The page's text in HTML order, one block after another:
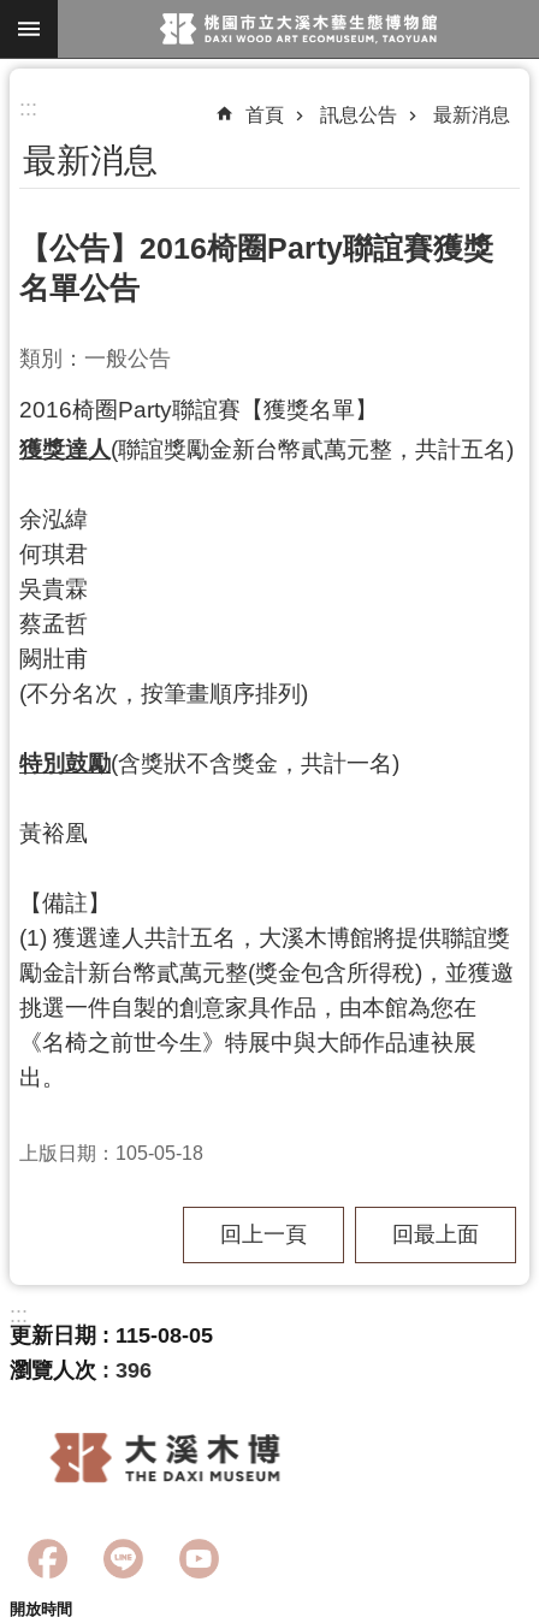
跳到主要內容區塊
搜
尋
資
訊
展
便
民
服
務
活
動
究
學
習
源
認
識
木
博
訊
公
園
地
出
商
品
::: 首頁 訊息公告 最新消息
最新消息
【公告】2016椅圈Party聯誼賽獲獎
名單公告
類別：一般公告
2016椅圈Party聯誼賽【獲獎名單】
獲獎達人(聯誼獎勵金新台幣貳萬元整，共計五名)
余泓緯
何琪君
吳貴霖
蔡孟哲
闕壯甫
(不分名次，按筆畫順序排列)
特別鼓勵(含獎狀不含獎金，共計一名)
黃裕凰
【備註】
(1) 獲選達人共計五名，大溪木博館將提供聯誼獎
勵金計新台幣貳萬元整(獎金包含所得稅)，並獲邀
挑選一件自製的創意家具作品，由本館為您在
《名椅之前世今生》特展中與大師作品連袂展
出。
上版日期：105-05-18
回上一頁 回最上面
:::
更新日期
115-08-05
瀏覽人次
396
開放時間